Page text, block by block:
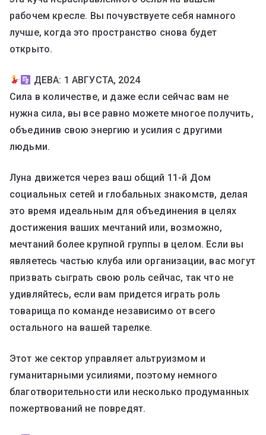
рабочем кресле. Вы почувствуете себя намного
лучше, когда это пространство снова будет
открыто.
ДЕВА: 1 АВГУСТА, 2024
Сила в количестве, и даже если сейчас вам не
нужна сила, вы все равно можете многое получить,
объединив свою энергию и усилия с другими
людьми.
Луна движется через ваш общий 11-й Дом
социальных сетей и глобальных знакомств, делая
это время идеальным для объединения в целях
достижения ваших мечтаний или, возможно,
мечтаний более крупной группы в целом. Если вы
являетесь частью клуба или организации, вас могут
призвать сыграть свою роль сейчас, так что не
удивляйтесь, если вам придется играть роль
товарища по команде независимо от всего
остального на вашей тарелке.
Этот же сектор управляет альтруизмом и
гуманитарными усилиями, поэтому немного
благотворительности или несколько продуманных
пожертвований не повредят.